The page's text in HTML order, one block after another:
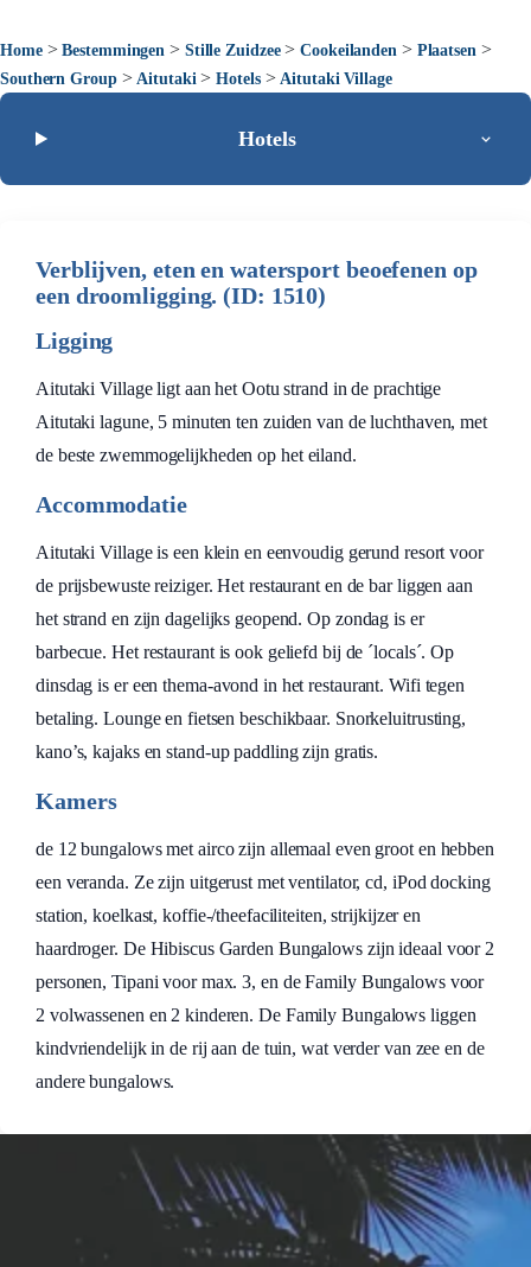
Home>Bestemmingen > Stille Zuidzee>Cookeilanden > Plaatsen >
Southern Group> Aitutaki >Hotels> Aitutaki Village
Hotels
Verblijven, eten en watersport beoefenen op
een droomligging. (ID: 1510)
Ligging
Aitutaki Village ligt aan het Ootu strand in de prachtige
Aitutaki lagune, 5 minuten ten zuiden van de luchthaven, met
de beste zwemmogelijkheden op het eiland.
Accommodatie
Aitutaki Village is een klein en eenvoudig gerund resort voor
de prijsbewuste reiziger. Het restaurant en de bar liggen aan
het strand en zijn dagelijks geopend. Op zondag is er
barbecue. Het restaurant is ook geliefd bij de ´locals´. Op
dinsdag is er een thema-avond in het restaurant. Wifi tegen
betaling. Lounge en fietsen beschikbaar. Snorkeluitrusting,
kano’s, kajaks en stand-up paddling zijn gratis.
Kamers
de 12 bungalows met airco zijn allemaal even groot en hebben
een veranda. Ze zijn uitgerust met ventilator, cd, iPod docking
station, koelkast, koffie-/theefaciliteiten, strijkijzer en
haardroger. De Hibiscus Garden Bungalows zijn ideaal voor 2
personen, Tipani voor max. 3, en de Family Bungalows voor
2 volwassenen en 2 kinderen. De Family Bungalows liggen
kindvriendelijk in de rij aan de tuin, wat verder van zee en de
andere bungalows.